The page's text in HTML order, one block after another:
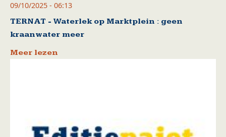
09/10/2025 - 06:13
TERNAT - Waterlek op Marktplein : geen
kraanwater meer
Meer lezen